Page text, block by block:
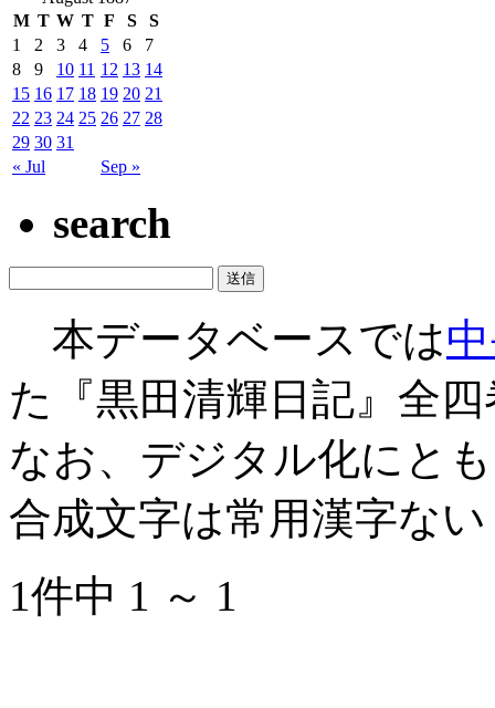
M T W T F S S
« Jul Sep »
1 2 3 4 5 6
7
8
9 10 11 12 13 14
15 16 17 18 19 20 21
22 23 24 25 26 27 28
29 30 31
search
本データベースでは
た『黒田清輝日記』全
なお、デジタル化にと
合成文字は常用漢字な
1件中 1 ～ 1